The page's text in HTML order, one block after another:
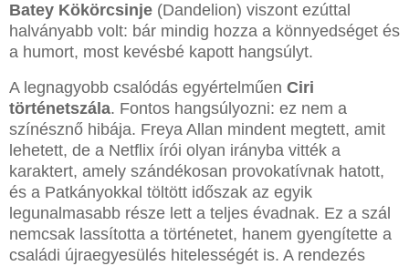
Batey Kökörcsinje (Dandelion) viszont ezúttal
halványabb volt: bár mindig hozza a könnyedséget és
a humort, most kevésbé kapott hangsúlyt.
A legnagyobb csalódás egyértelműen Ciri
történetszála. Fontos hangsúlyozni: ez nem a
színésznő hibája. Freya Allan mindent megtett, amit
lehetett, de a Netflix írói olyan irányba vitték a
karaktert, amely szándékosan provokatívnak hatott,
és a Patkányokkal töltött időszak az egyik
legunalmasabb része lett a teljes évadnak. Ez a szál
nemcsak lassította a történetet, hanem gyengítette a
családi újraegyesülés hitelességét is. A rendezés